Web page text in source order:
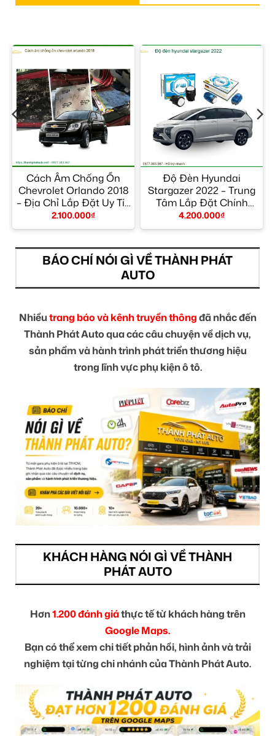
Cách Âm Chống Ồn
Chevrolet Orlando 2018
– Địa Chỉ Lắp Đặt Uy Tín
TPHCM
2.100.000₫
Độ Đèn Hyundai
Stargazer 2022 – Trung
Tâm Lắp Đặt Chính
Hãng Giá Tốt TPHCM
4.200.000₫
BÁO CHÍ NÓI GÌ VỀ THÀNH PHÁT
AUTO
Nhiềutrang báo và kênh truyền thôngđã nhắc đến
Thành Phát Auto qua các câu chuyện về dịch vụ,
sản phẩm và hành trình phát triển thương hiệu
trong lĩnh vực phụ kiện ô tô.
KHÁCH HÀNG NÓI GÌ VỀ THÀNH
PHÁT AUTO
Hơn1.200 đánh giáthực tế từ khách hàng trên
Google Maps.
Bạn có thể xem chi tiết phản hồi, hình ảnh và trải
nghiệm tại từng chi nhánh của Thành Phát Auto.